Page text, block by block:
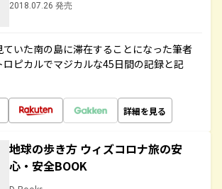
2018.07.26 発売
いた南の島に滞在することになった筆者
ピカルでマジカルな45日間の記録と記
詳細を見る
地球の歩き方 ウィズコロナ旅の安
心・安全BOOK